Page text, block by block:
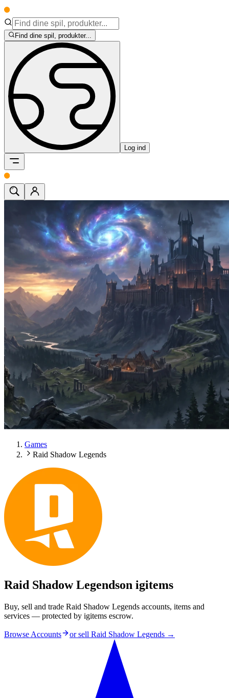
Find dine spil, produkter...
Log ind
Games
Raid Shadow Legends
Raid Shadow Legendson igitems
Buy, sell and trade Raid Shadow Legends accounts, items and
services — protected by igitems escrow.
Browse Accounts or sell Raid Shadow Legends →